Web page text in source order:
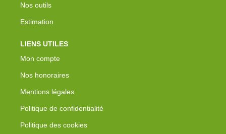
Nos outils
Estimation
LIENS UTILES
Mon compte
Nos honoraires
Mentions légales
Politique de confidentialité
Politique des cookies